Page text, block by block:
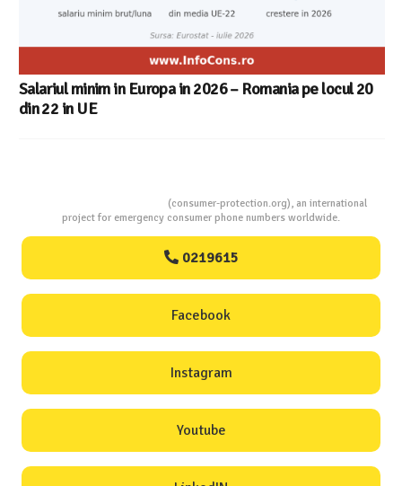
Salariul minim in Europa in 2026 – Romania pe locul 20
din 22 in UE
(consumer-protection.org), an international
project for emergency consumer phone numbers worldwide.
0219615
Facebook
Instagram
Youtube